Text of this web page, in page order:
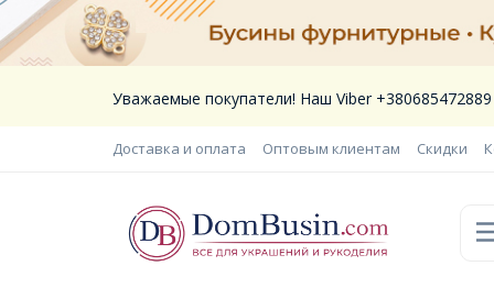
Уважаемые покупатели! Наш Viber
Доставка и оплата Оптовым клиентам Скидки